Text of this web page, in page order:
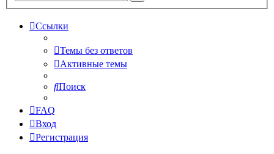
Ссылки
Темы без ответов
Активные темы
Поиск
FAQ
Вход
Регистрация